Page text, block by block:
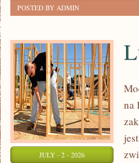
POSTED BY ADMIN
JULY - 2 - 2026
na